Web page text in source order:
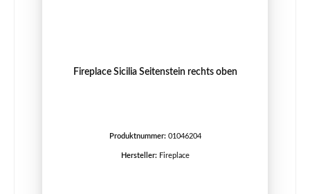
Fireplace Sicilia Seitenstein rechts oben
Produktnummer: 01046204
Hersteller: Fireplace